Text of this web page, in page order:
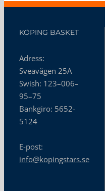
KÖPING BASKET
Adress:
Sveavägen 25A
Swish: 123–006–
95–75
Bankgiro: 5652-
5124
E-post:
info@kopingstars.se